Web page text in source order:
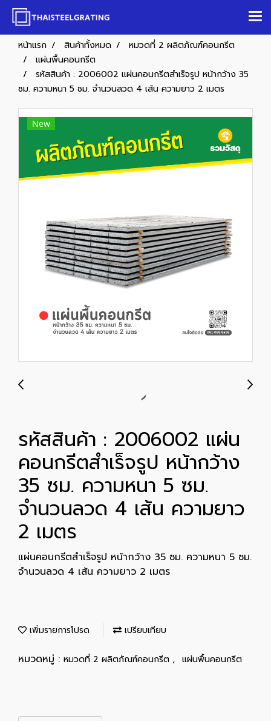
หน้าแรก สินค้าทั้งหมด
หมวดที่ 2 ผลิตภัณฑ์คอนกรีต
แผ่นพื้นคอนกรีต
รหัสสินค้า : 2006002 แผ่นคอนกรีตสำเร็จรูป หน้ากว้าง 35
ซม. ความหนา 5 ซม. จำนวนลวด 4 เส้น ความยาว 2 เมตร
New
รหัสสินค้า : 2006002 แผ่น
คอนกรีตสำเร็จรูป หน้ากว้าง
35 ซม. ความหนา 5 ซม.
จำนวนลวด 4 เส้น ความยาว
2 เมตร
แผ่นคอนกรีตสำเร็จรูป หน้ากว้าง 35 ซม. ความหนา 5 ซม.
จำนวนลวด 4 เส้น ความยาว 2 เมตร
เพิ่มรายการโปรด เปรียบเทียบ
หมวดหมู่ : หมวดที่ 2 ผลิตภัณฑ์คอนกรีต , แผ่นพื้นคอนกรีต